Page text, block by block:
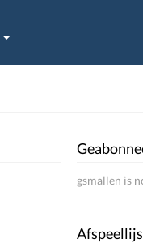
gsmallen is